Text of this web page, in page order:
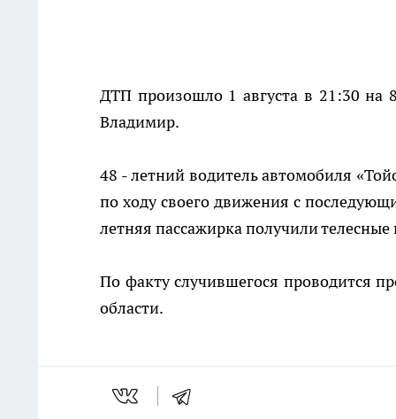
ДТП произошло 1 августа в 21:30 на
Владимир.
48 - летний водитель автомобиля
по ходу своего движения с
летняя пассажирка получили
По факту случившегося проводится
области.